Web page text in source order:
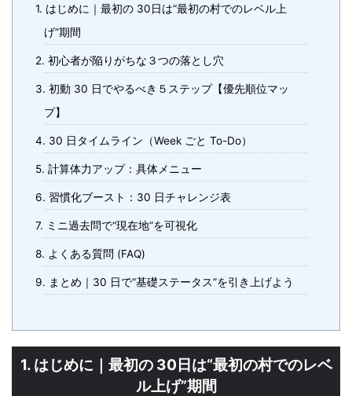
1. はじめに｜最初の 30日は“最初の村でのレベル上
げ”期間
2. 初心者が陥りがちな３つの落とし穴
3. 初動 30 日でやるべき５ステップ【優先順位マッ
プ】
4. 30 日タイムライン（Week ごと To-Do）
5. 計算体力アップ：具体メニュー
6. 習慣化ブースト：30 日チャレンジ表
7. ミニ過去問で“現在地”を可視化
8. よくある質問 (FAQ)
9. まとめ｜30 日で“基礎ステータス”を引き上げよう
1. はじめに｜最初の 30日は“最初の村でのレベ
ル上げ”期間